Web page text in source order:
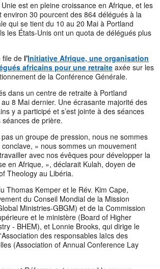
est en pleine croissance en Afrique, et les
environ 30 pourcent des 864 délégués à la
qui se tient du 10 au 20 Mai à Portland
les États-Unis ont un quota de délégués plus
file de l'Initiative Afrique, une organisation
africains pour une retraite axée sur les
de la Conférence Générale.
dans un centre de retraite à Portland
8 Mai dernier. Une écrasante majorité des
y a participé et s’est jointe à des séances
de prière.
un groupe de pression, nous ne sommes
» nous sommes un mouvement
avec nos évêques pour développer la
en Afrique, », déclarait Kulah, doyen de
Theology au Libéria.
Thomas Kemper et le Rév. Kim Cape,
du Conseil Mondial de la Mission
Ministries-GBGM) et de la Commission
et le ministère (Board of Higher
- BHEM), et Lonnie Brooks, qui dirige le
des responsables laïcs des
(Association of Annual Conference Lay